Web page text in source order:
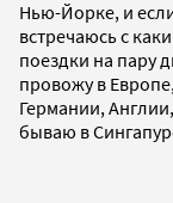
Нью-Йорке, и
встречаюсь с
поездки на пару
провожу в
Германии,
бываю в